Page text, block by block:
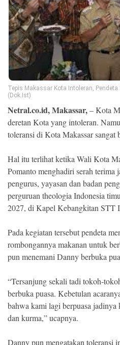
Ekonomi
Memori
©
2026
.
All
Right
Tepis Makassar Kota Intoleran,
(Dok.Ist)
Netral.co.id, Makassar,– Kota
deretan Kota yang intoleran.
toleransi di Kota Makassar sangat
Hal itu terlihat ketika Wali Kota
Pomanto menghadiri serah terima
pengurus, yayasan dan badan
perguruan theologia Indonesia
2027, di Kapel Kebangkitan STT
Pada kegiatan tersebut pendeta
rombongannya makanan untuk
pun menemani Danny berbuka
“Tersanjung sekali tadi tokoh-
berbuka puasa. Kebetulan
bahwa kami lagi berpuasa jadinya
dan kurma,” ucapnya.
Danny pun mengatakan toleransi